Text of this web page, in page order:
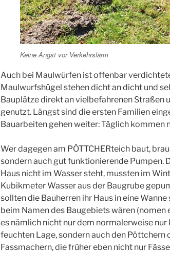
Keine Angst vor Verkehrslärm
Auch bei Maulwürfen ist offenbar
Maulwurfshügel stehen dicht an dicht und
Bauplätze direkt an vielbefahrenen Straßen
genutzt. Längst sind die ersten Familien
Bauarbeiten gehen weiter: Täglich kommen
Wer dagegen am PÖTTCHERteich baut,
sondern auch gut funktionierende Pumpen.
Haus nicht im Wasser steht, mussten im
Kubikmeter Wasser aus der Baugrube
sollten die Bauherren ihr Haus in eine
beim Namen des Baugebiets wären (nomen
es nämlich nicht nur dem normalerweise nur
feuchten Lage, sondern auch den Pöttchern
Fassmachern, die früher eben nicht nur